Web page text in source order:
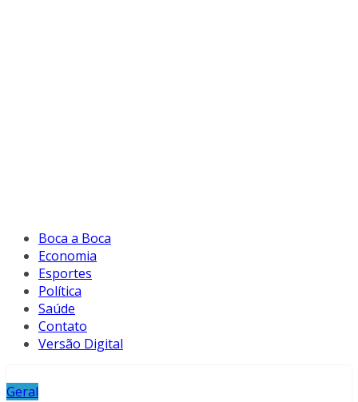
Boca a Boca
Economia
Esportes
Política
Saúde
Contato
Versão Digital
Geral